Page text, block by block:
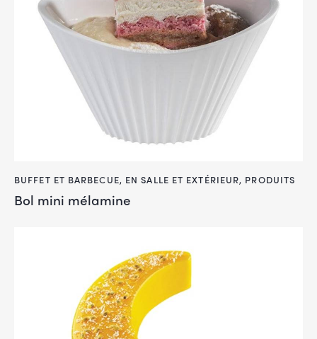
BUFFET ET BARBECUE, EN SALLE ET EXTÉRIEUR, PRODUITS
Bol mini mélamine